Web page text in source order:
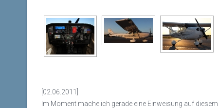
[02.06.2011]
Im Moment mache ich gerade eine Einweisung auf